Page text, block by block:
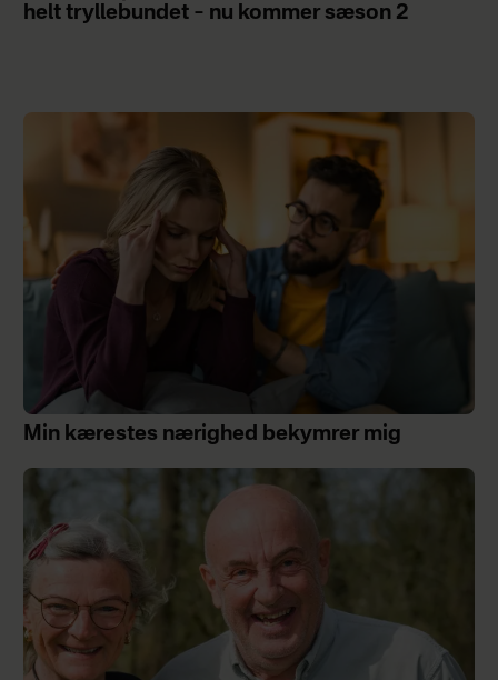
helt tryllebundet – nu kommer sæson 2
Min kærestes nærighed bekymrer mig